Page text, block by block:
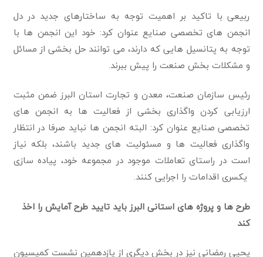
ربیعی با تاکید بر اهمیت توجه به ساختارهای جدید در دل
انجمن های تخصصی صنایع عنوان کرد: خود این انجمن ها با
توجه به پتانسیل هایی که دارند، می توانند حل بخشی از مسائل
و مشکلات بخش صنعت را پیش ببرند.
رئیس سازمان صنعت، معدن و تجارت استان البرز ضمن مثبت
ارزیابی کردن واگذاری بخشی از فعالیت ها به انجمن های
تخصصی صنایع عنوان کرد: البته انجمن ها نباید صرفا در انتظار
واگذاری فعالیت ها و مسئولیت های جدید باشند، بلکه نیاز
است در راستای تعاملات موجود در مجموعه خود، پیاده سازی
یکسری اقدامات را اجرایی کنند.
طرح ها و پروژه های استانی البرز باید تایید طرح آمایش را اخذ
کند
یحیی رمضانی نیز در بخش دیگری از یازدهمین نشست کمیسیون